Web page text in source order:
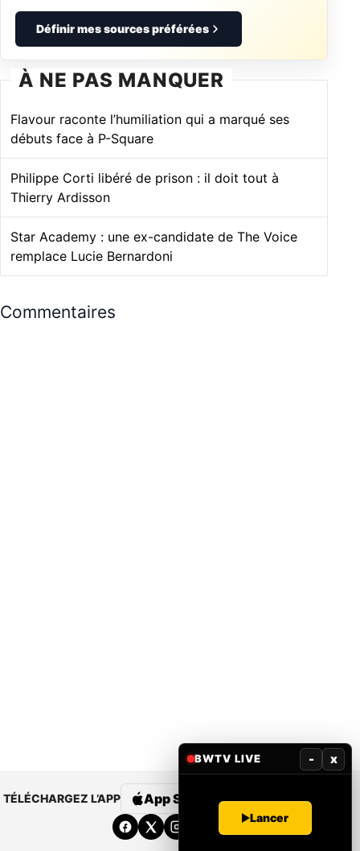
Définir mes sources préférées
À NE PAS MANQUER
Flavour raconte l’humiliation qui a marqué ses
débuts face à P-Square
Philippe Corti libéré de prison : il doit tout à
Thierry Ardisson
Star Academy : une ex-candidate de The Voice
remplace Lucie Bernardoni
Commentaires
TÉLÉCHARGEZ L’APP App Store Google Play
BWTV LIVE - x
Lancer